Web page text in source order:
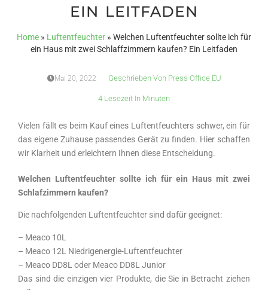
EIN LEITFADEN
Home » Luftentfeuchter » Welchen Luftentfeuchter sollte ich für
ein Haus mit zwei Schlaffzimmern kaufen? Ein Leitfaden
Mai 20, 2022 Geschrieben VonPress Office EU
4 Lesezeit In Minuten
Vielen fällt es beim Kauf eines Luftentfeuchters schwer, ein für
das eigene Zuhause passendes Gerät zu finden. Hier schaffen
wir Klarheit und erleichtern Ihnen diese Entscheidung.
Welchen Luftentfeuchter sollte ich für ein Haus mit zwei
Schlafzimmern kaufen?
Die nachfolgenden Luftentfeuchter sind dafür geeignet:
– Meaco 10L
– Meaco 12L Niedrigenergie-Luftentfeuchter
– Meaco DD8L oder Meaco DD8L Junior
Das sind die einzigen vier Produkte, die Sie in Betracht ziehen